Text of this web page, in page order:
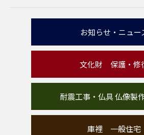
お知らせ・ニュー
文化財 保護・修
耐震工事・仏具 仏像製
庫裡 一般住宅